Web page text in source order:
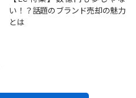
い！？話題のブランド売却の魅力
とは